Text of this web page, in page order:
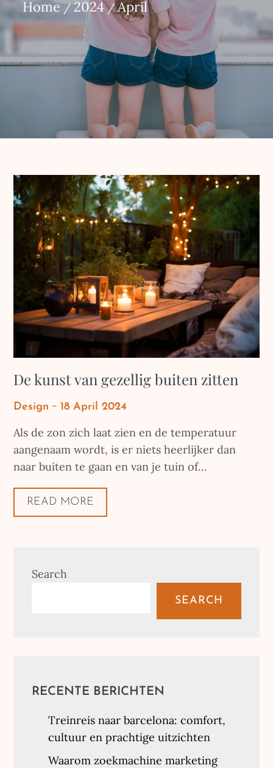
Home 2024 April
De kunst van gezellig buiten zitten
Design
Posted
18 April 2024
Als de zon zich laat zien en de temperatuur
aangenaam wordt, is er niets heerlijker dan
naar buiten te gaan en van je tuin of…
READ MORE
Search
SEARCH
RECENTE BERICHTEN
Treinreis naar barcelona: comfort,
cultuur en prachtige uitzichten
Waarom zoekmachine marketing